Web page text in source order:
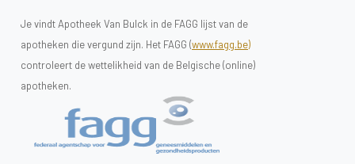
Je vindt Apotheek Van Bulck in de FAGG lijst van de
apotheken die vergund zijn. Het FAGG (www.fagg.be)
controleert de wettelikheid van de Belgische (online)
apotheken.